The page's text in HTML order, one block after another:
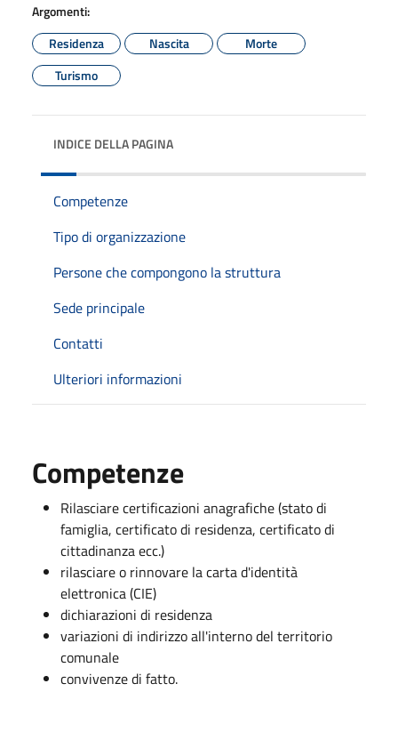
Argomenti:
Residenza
Nascita
Morte
Turismo
INDICE DELLA PAGINA
Competenze
Tipo di organizzazione
Persone che compongono la struttura
Sede principale
Contatti
Ulteriori informazioni
Competenze
Rilasciare certificazioni anagrafiche (stato di
famiglia, certificato di residenza, certificato di
cittadinanza ecc.)
rilasciare o rinnovare la carta d'identità
elettronica (CIE)
dichiarazioni di residenza
variazioni di indirizzo all'interno del territorio
comunale
convivenze di fatto.